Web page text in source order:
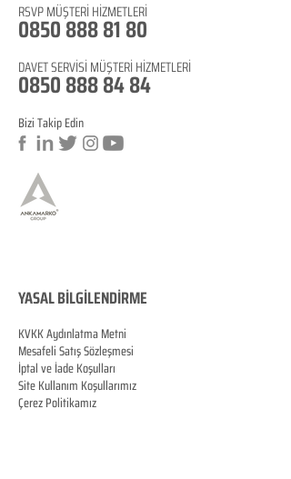
RSVPMÜŞTERİ HİZMETLERİ
0850 888 81 80
DAVET SERVİSİ MÜŞTERİ HİZMETLERİ
0850 888 84 84
Bizi Takip Edin
YASAL BİLGİLENDİRME
KVKK Aydınlatma Metni
Mesafeli Satış Sözleşmesi
İptal ve İade Koşulları
Site Kullanım Koşullarımız
Çerez Politikamız